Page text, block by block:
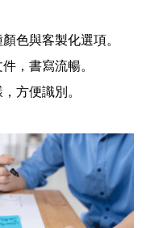
色與客製化選項。
，書寫流暢。
方便識別。